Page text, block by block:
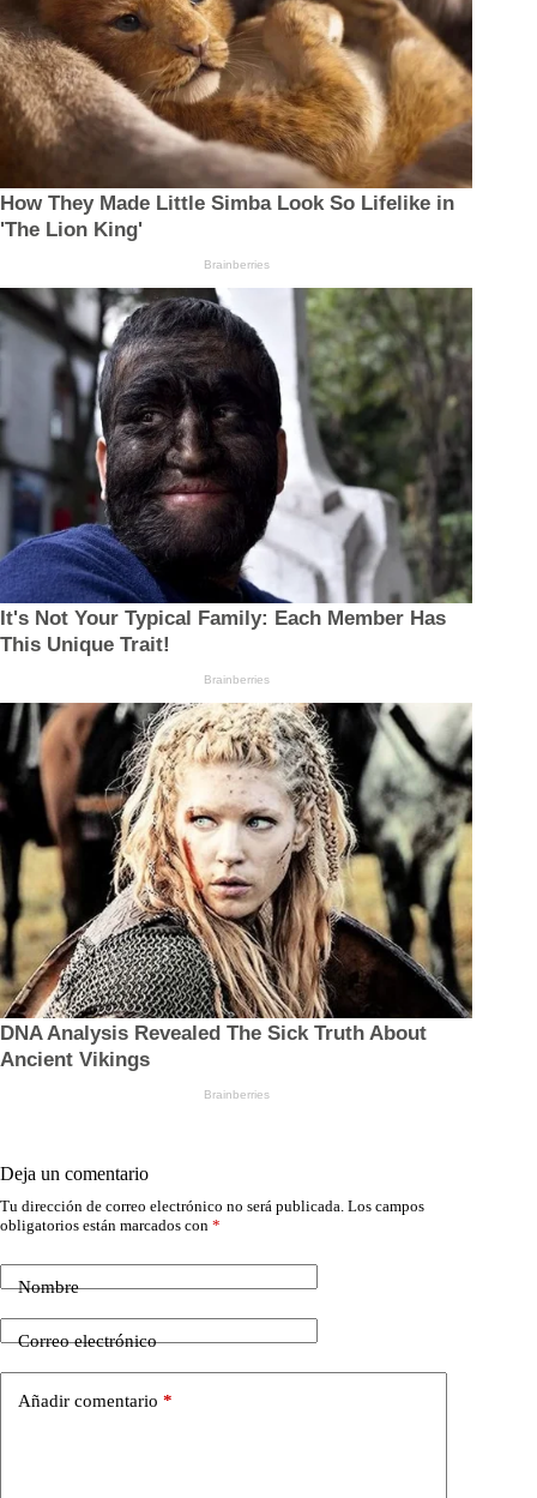
Deja un comentario
Tu dirección de correo electrónico no será publicada. Los campos
obligatorios están marcados con *
Nombre
Correo electrónico
Añadir comentario *